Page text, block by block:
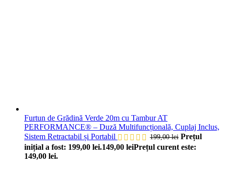
Furtun de Grădină Verde 20m cu Tambur AT
PERFORMANCE® – Duză Multifuncțională, Cuplaj Inclus,
Sistem Retractabil și Portabil
199,00lei Prețul
inițial a fost: 199,00 lei.149,00 leiPrețul curent este:
149,00 lei.